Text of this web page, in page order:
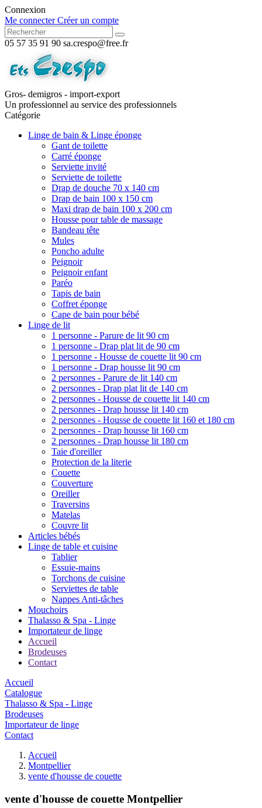
Connexion
Me connecter Créer un compte
05 57 35 91 90 sa.crespo@free.fr
Gros- demigros - import-export
Un professionnel au service des professionnels
Catégorie
Linge de bain & Linge éponge
Gant de toilette
Carré éponge
Serviette invité
Serviette de toilette
Drap de douche 70 x 140 cm
Drap de bain 100 x 150 cm
Maxi drap de bain 100 x 200 cm
Housse pour table de massage
Bandeau tête
Mules
Poncho adulte
Peignoir
Peignoir enfant
Paréo
Tapis de bain
Coffret éponge
Cape de bain pour bébé
Linge de lit
1 personne - Parure de lit 90 cm
1 personne - Drap plat lit de 90 cm
1 personne - Housse de couette lit 90 cm
1 personne - Drap housse lit 90 cm
2 personnes - Parure de lit 140 cm
2 personnes - Drap plat lit de 140 cm
2 personnes - Housse de couette lit 140 cm
2 personnes - Drap housse lit 140 cm
2 personnes - Housse de couette lit 160 et 180 cm
2 personnes - Drap housse lit 160 cm
2 personnes - Drap housse lit 180 cm
Taie d'oreiller
Protection de la literie
Couette
Couverture
Oreiller
Traversins
Matelas
Couvre lit
Articles bébés
Linge de table et cuisine
Tablier
Essuie-mains
Torchons de cuisine
Serviettes de table
Nappes Anti-tâches
Mouchoirs
Thalasso & Spa - Linge
Importateur de linge
Accueil
Brodeuses
Contact
Accueil
Catalogue
Thalasso & Spa - Linge
Brodeuses
Importateur de linge
Contact
Accueil
Montpellier
vente d'housse de couette
vente d'housse de couette Montpellier